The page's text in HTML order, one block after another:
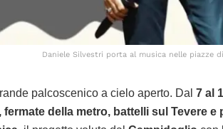
Daniele Silvestri porta al musica nelle piazze
palcoscenico a cielo aperto. Dal 7 al
fermate della metro, battelli sul Tevere e